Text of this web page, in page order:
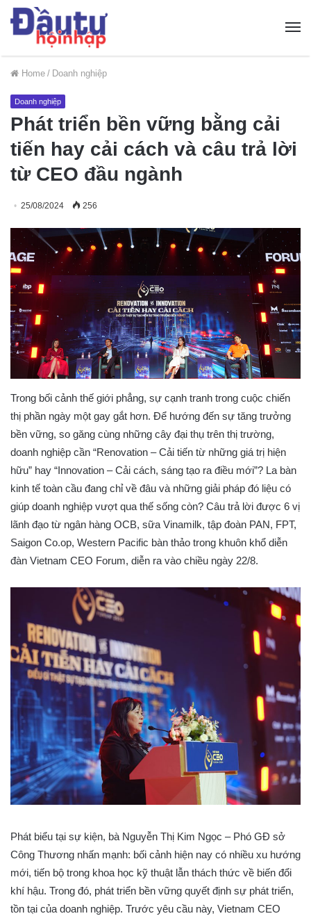
Home / Doanh nghiệp
Doanh nghiệp
Phát triển bền vững bằng cải
tiến hay cải cách và câu trả lời
từ CEO đầu ngành
25/08/2024 256
Trong bối cảnh thế giới phẳng, sự cạnh tranh trong cuộc chiến
thị phần ngày một gay gắt hơn. Để hướng đến sự tăng trưởng
bền vững, so găng cùng những cây đại thụ trên thị trường,
doanh nghiệp cần “Renovation – Cải tiến từ những giá trị hiện
hữu” hay “Innovation – Cải cách, sáng tạo ra điều mới”? La bàn
kinh tế toàn cầu đang chỉ về đâu và những giải pháp đó liệu có
giúp doanh nghiệp vượt qua thế sống còn? Câu trả lời được 6 vị
lãnh đạo từ ngân hàng OCB, sữa Vinamilk, tập đoàn PAN, FPT,
Saigon Co.op, Western Pacific bàn thảo trong khuôn khổ diễn
đàn Vietnam CEO Forum, diễn ra vào chiều ngày 22/8.
Phát biểu tại sự kiện, bà Nguyễn Thị Kim Ngọc – Phó GĐ sở
Công Thương nhấn mạnh: bối cảnh hiện nay có nhiều xu hướng
mới, tiến bộ trong khoa học kỹ thuật lẫn thách thức về biến đổi
khí hậu. Trong đó, phát triển bền vững quyết định sự phát triển,
tồn tại của doanh nghiệp. Trước yêu cầu này, Vietnam CEO